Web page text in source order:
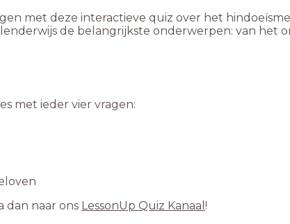
met deze interactieve quiz over het
de belangrijkste onderwerpen: van het
met ieder vier vragen:
dan naar ons LessonUp Quiz Kanaal !